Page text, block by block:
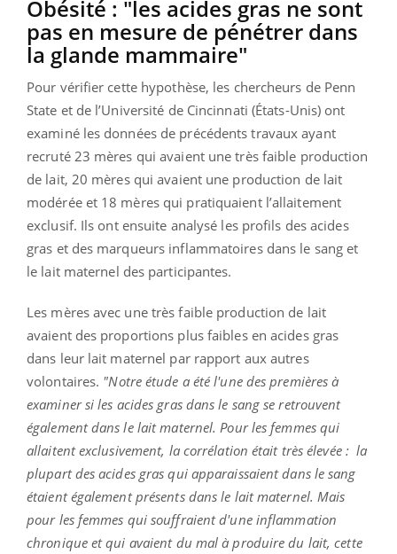
Obésité : "les acides gras ne sont
pas en mesure de pénétrer dans
la glande mammaire"
Pour vérifier cette hypothèse, les chercheurs de Penn
State et de l’Université de Cincinnati (États-Unis) ont
examiné les données de précédents travaux ayant
recruté 23 mères qui avaient une très faible production
de lait, 20 mères qui avaient une production de lait
modérée et 18 mères qui pratiquaient l’allaitement
exclusif. Ils ont ensuite analysé les profils des acides
gras et des marqueurs inflammatoires dans le sang et
le lait maternel des participantes.
Les mères avec une très faible production de lait
avaient des proportions plus faibles en acides gras
dans leur lait maternel par rapport aux autres
volontaires. "Notre étude a été l'une des premières à
examiner si les acides gras dans le sang se retrouvent
également dans le lait maternel. Pour les femmes qui
allaitent exclusivement, la corrélation était très élevée : la
plupart des acides gras qui apparaissaient dans le sang
étaient également présents dans le lait maternel. Mais
pour les femmes qui souffraient d'une inflammation
chronique et qui avaient du mal à produire du lait, cette